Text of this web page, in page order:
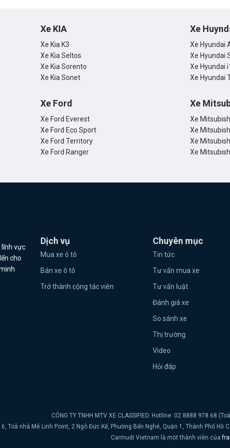
Xe KIA
Xe Kia K3
Xe Kia Seltos
Xe Kia Sorento
Xe Kia Sonet
Xe
Xe Hyundai
Xe Hyundai
Xe Hyundai
Xe Hyundai
Xe Ford
Xe Ford Everest
Xe Ford Eco Sport
Xe Ford Territory
Xe Ford Ranger
Xe
Xe
Xe
Xe
Xe
lĩnh vực
cho
Dịch vụ
Mua xe ô tô
Bán xe ô tô
Trở thành cộng tác viên
Chuyên mục
Tin tức
Tư vấn mua xe
Tư vấn luật
Đánh giá xe
So sánh xe
Thị trường
Video
Hỏi đáp
CÔNG TY TNHH MTV XE CLASSIFIED. Hotline: 02 8888 978 68
Toà nhà Mê Linh Point, 2 Ngô Đức Kế, Phường Bến Nghé, Quận 1, Thành Phố
Carmudi Vietnam là một thành viên của